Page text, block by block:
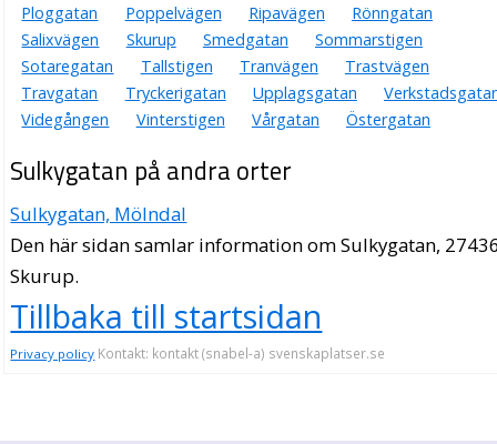
Ploggatan
Poppelvägen Ripavägen
Rönngatan
Salixvägen
Skurup Smedgatan
Sommarstigen
Sotaregatan
Tallstigen Tranvägen
Trastvägen
Travgatan
Tryckerigatan Upplagsgatan
Videgången
Vinterstigen Vårgatan Östergatan
Sulkygatan på andra orter
Sulkygatan, Mölndal
Den här sidan samlar information om Sulkygatan,
Skurup.
Tillbaka till startsidan
Privacy policy Kontakt: kontakt (snabel-a) svenskaplatser.se